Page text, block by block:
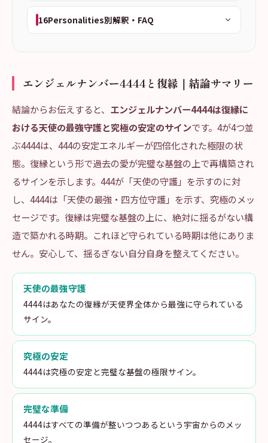
16Personalities別解釈・FAQ
エンジェルナンバー4444と復縁｜結論サマリー
結論からお伝えすると、 エンジェルナンバー4444は復縁に
おける天使の最強守護と究極の安定のサインです。4が4つ並
ぶ4444は、444の安定エネルギーが四倍化された極限の状
態。復縁という形で過去の愛が完璧な基盤の上で再構築され
るサインを示します。444が「天使の守護」を示すのに対
し、4444は「天使の最強・四方位守護」を示す、究極のメッ
セージです。復縁は完璧な基盤の上に、絶対に揺るがない構
造で築かれる時期。これほど守られている時期は他にありま
せん。安心して、揺るぎない自分自身を整えてください。
天使の最強守護
4444はあなたの復縁が天使界全体から最強に守られている
サイン。
究極の安定
4444は究極の安定と完璧な基盤の極限サイン。
完璧な準備
4444はすべての準備が整いつつあるという宇宙からのメッ
セージ。